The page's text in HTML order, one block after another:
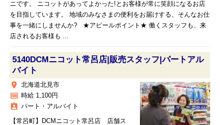
ニです。 ニコットがあってよかった!とお客様が常に笑顔になるお店
を目指しています。 地域のみなさまの便利をお届けする、そんなお仕
事を一緒にしませんか? ★アピールポイント★ 働くスタッフも、来
店されるお客様も ...
5140DCMニコット常呂店|販売スタッフ|パートアル
バイト
place 北海道北見市
money 時給 1,100円
assignment_ind パート・アルバイト
【常呂町】DCMニコット常呂店 店舗ス